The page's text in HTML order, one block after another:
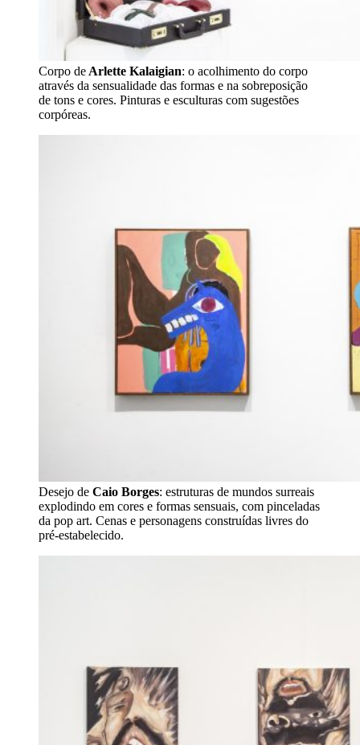
Corpo de Arlette Kalaigian: o acolhimento do corpo
através da sensualidade das formas e na sobreposição
de tons e cores. Pinturas e esculturas com sugestões
corpóreas.
Desejo de Caio Borges: estruturas de mundos surreais
explodindo em cores e formas sensuais, com pinceladas
da pop art. Cenas e personagens construídas livres do
pré-estabelecido.